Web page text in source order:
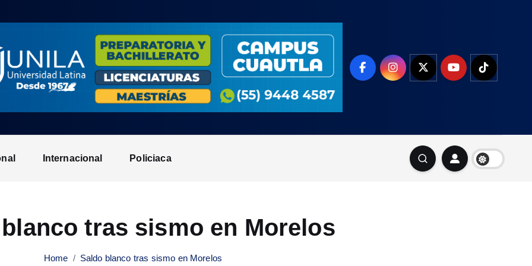
Internacional Policiaca
tras sismo en Morelos
Home Saldo blanco tras sismo en Morelos